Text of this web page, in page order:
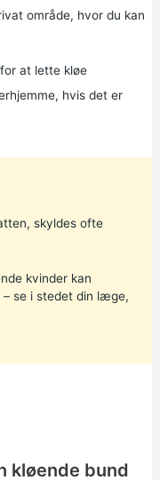
område, hvor du kan
at lette kløe
hvis det er
skyldes ofte
kvinder kan
se i stedet din læge,
kløende bund